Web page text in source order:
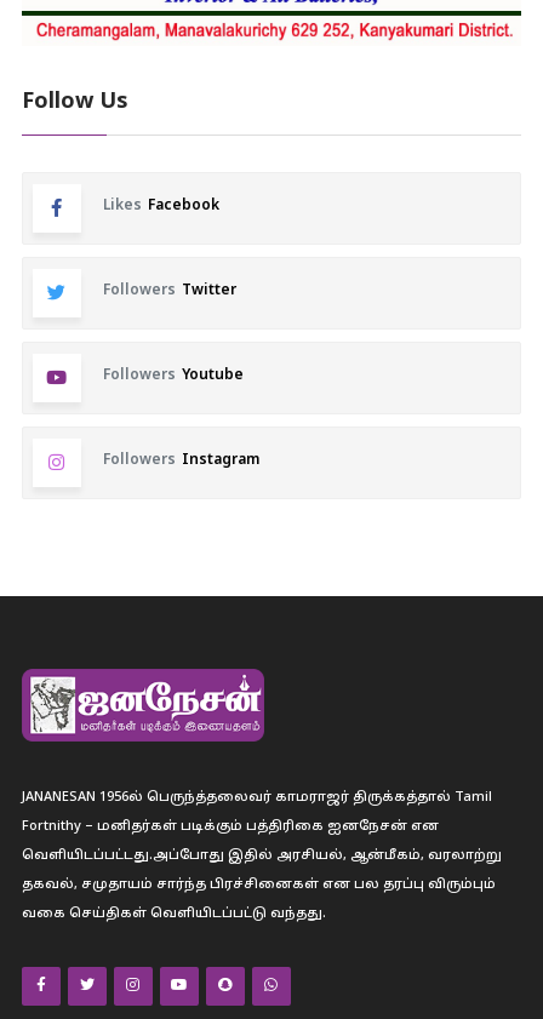
Follow Us
Likes Facebook
Followers Twitter
Followers Youtube
Followers Instagram
JANANESAN 1956ல் பெருந்த்தலைவர் காமராஜர் திருக்கத்தால் Tamil
Fortnithy – மனிதர்கள் படிக்கும் பத்திரிகை ஐனநேசன் என
வெளியிடப்பட்டது.அப்போது இதில் அரசியல், ஆன்மீகம், வரலாற்று
தகவல், சமுதாயம் சார்ந்த பிரச்சினைகள் என பல தரப்பு விரும்பும்
வகை செய்திகள் வெளியிடப்பட்டு வந்தது.